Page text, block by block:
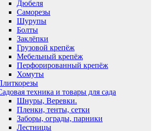
Дюбеля
Саморезы
Шурупы
Болты
Заклёпки
Грузовой крепёж
Мебельный крепёж
Перфорированный крепёж
Хомуты
техника и товары для сада
Шнуры, Веревки.
Пленки, тенты, сетки
Заборы, ограды, парники
Лестницы